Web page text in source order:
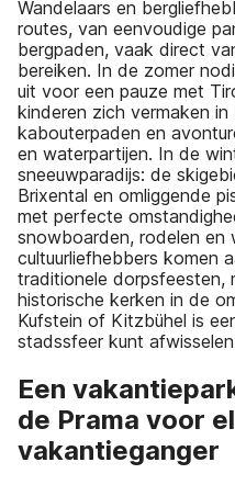
Wandelaars en
routes, van eenvoudige
bergpaden, vaak direct
bereiken. In de zomer
uit voor een pauze met
kinderen zich vermaken in
kabouterpaden en
en waterpartijen. In de
sneeuwparadijs: de
Brixental en omliggende
met perfecte
snowboarden, rodelen en
cultuurliefhebbers komen
traditionele dorpsfeesten,
historische kerken in de
Kufstein of Kitzbühel is
stadssfeer kunt
Een
de Prama voor
vakantieganger